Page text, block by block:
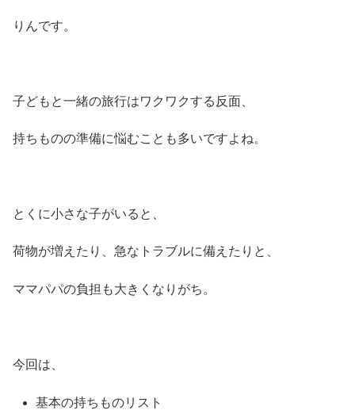
りんです。
子どもと一緒の旅行はワクワクする反面、
持ちものの準備に悩むことも多いですよね。
とくに小さな子がいると、
荷物が増えたり、急なトラブルに備えたりと、
ママパパの負担も大きくなりがち。
今回は、
基本の持ちものリスト